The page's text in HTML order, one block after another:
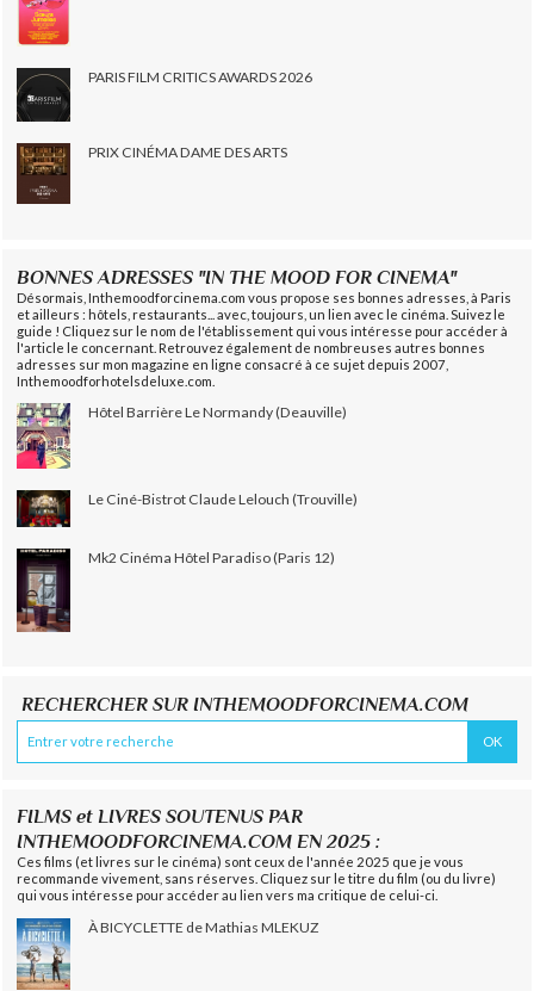
PARIS FILM CRITICS AWARDS 2026
PRIX CINÉMA DAME DES ARTS
BONNES ADRESSES "IN THE MOOD FOR CINEMA"
Désormais, Inthemoodforcinema.com vous propose ses bonnes adresses, à Paris
et ailleurs : hôtels, restaurants... avec, toujours, un lien avec le cinéma. Suivez le
guide ! Cliquez sur le nom de l'établissement qui vous intéresse pour accéder à
l'article le concernant. Retrouvez également de nombreuses autres bonnes
adresses sur mon magazine en ligne consacré à ce sujet depuis 2007,
Inthemoodforhotelsdeluxe.com.
Hôtel Barrière Le Normandy (Deauville)
Le Ciné-Bistrot Claude Lelouch (Trouville)
Mk2 Cinéma Hôtel Paradiso (Paris 12)
RECHERCHER SUR INTHEMOODFORCINEMA.COM
FILMS et LIVRES SOUTENUS PAR
INTHEMOODFORCINEMA.COM EN 2025 :
Ces films (et livres sur le cinéma) sont ceux de l'année 2025 que je vous
recommande vivement, sans réserves. Cliquez sur le titre du film (ou du livre)
qui vous intéresse pour accéder au lien vers ma critique de celui-ci.
À BICYCLETTE de Mathias MLEKUZ